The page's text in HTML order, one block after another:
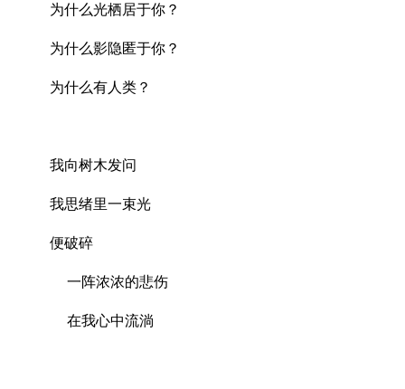
为什么光栖居于你？
为什么影隐匿于你？
为什么有人类？
我向树木发问
我思绪里一束光
便破碎
一阵浓浓的悲伤
在我心中流淌